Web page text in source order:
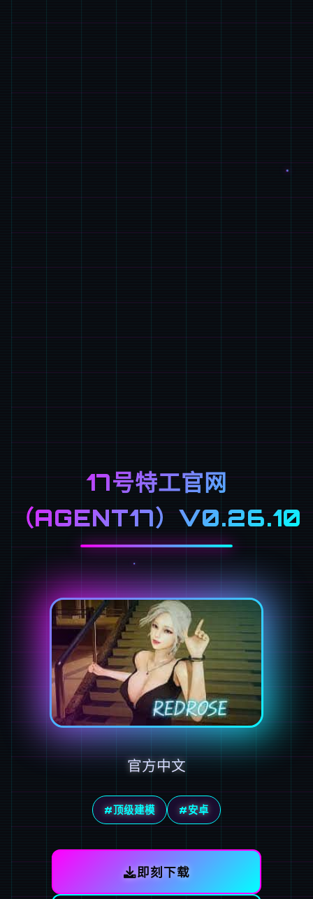
17号特工官网
（AGENT17）V0.26.10
官方中文
#顶级建模 #安卓
即刻下载